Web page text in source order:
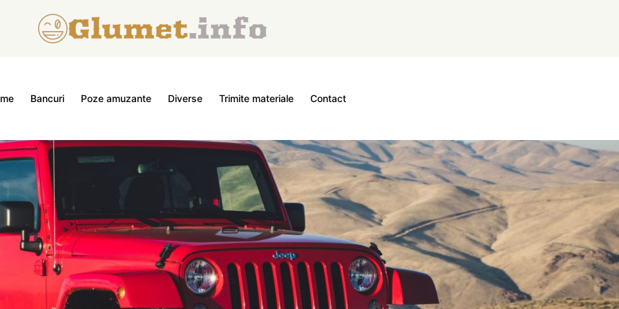
Bancuri Poze amuzante Diverse Trimite materiale Contact